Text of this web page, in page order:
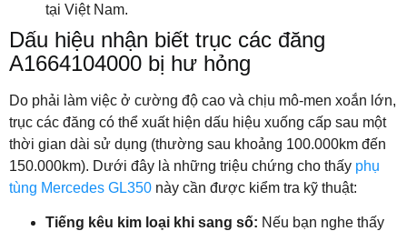
tại Việt Nam.
Dấu hiệu nhận biết trục các đăng
A1664104000 bị hư hỏng
Do phải làm việc ở cường độ cao và chịu mô-men xoắn lớn,
trục các đăng có thể xuất hiện dấu hiệu xuống cấp sau một
thời gian dài sử dụng (thường sau khoảng 100.000km đến
150.000km). Dưới đây là những triệu chứng cho thấy phụ
tùng Mercedes GL350 này cần được kiểm tra kỹ thuật:
Tiếng kêu kim loại khi sang số: Nếu bạn nghe thấy